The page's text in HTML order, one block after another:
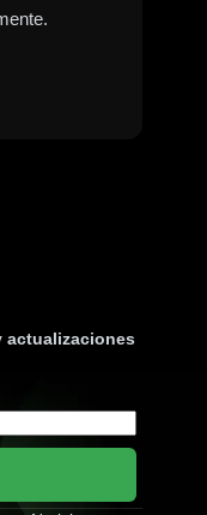
actualizaciones